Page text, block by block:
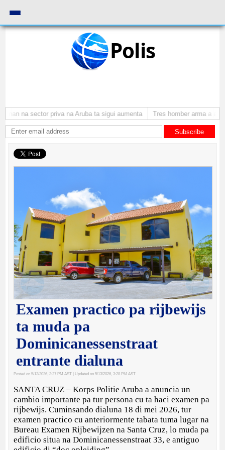
Polis
na sector priva na Aruba ta sigui aumenta Tres homber arma a
Subscribe
Examen practico pa rijbewijs
ta muda pa
Dominicanessenstraat
entrante dialuna
Posted on 5/13/2026, 3:27 PM AST | Updated on 5/13/2026, 3:28 PM AST
SANTA CRUZ – Korps Politie Aruba a anuncia un
cambio importante pa tur persona cu ta haci examen pa
rijbewijs. Cuminsando dialuna 18 di mei 2026, tur
examen practico cu anteriormente tabata tuma lugar na
Bureau Examen Rijbewijzen na Santa Cruz, lo muda pa
edificio situa na Dominicanessenstraat 33, e antiguo